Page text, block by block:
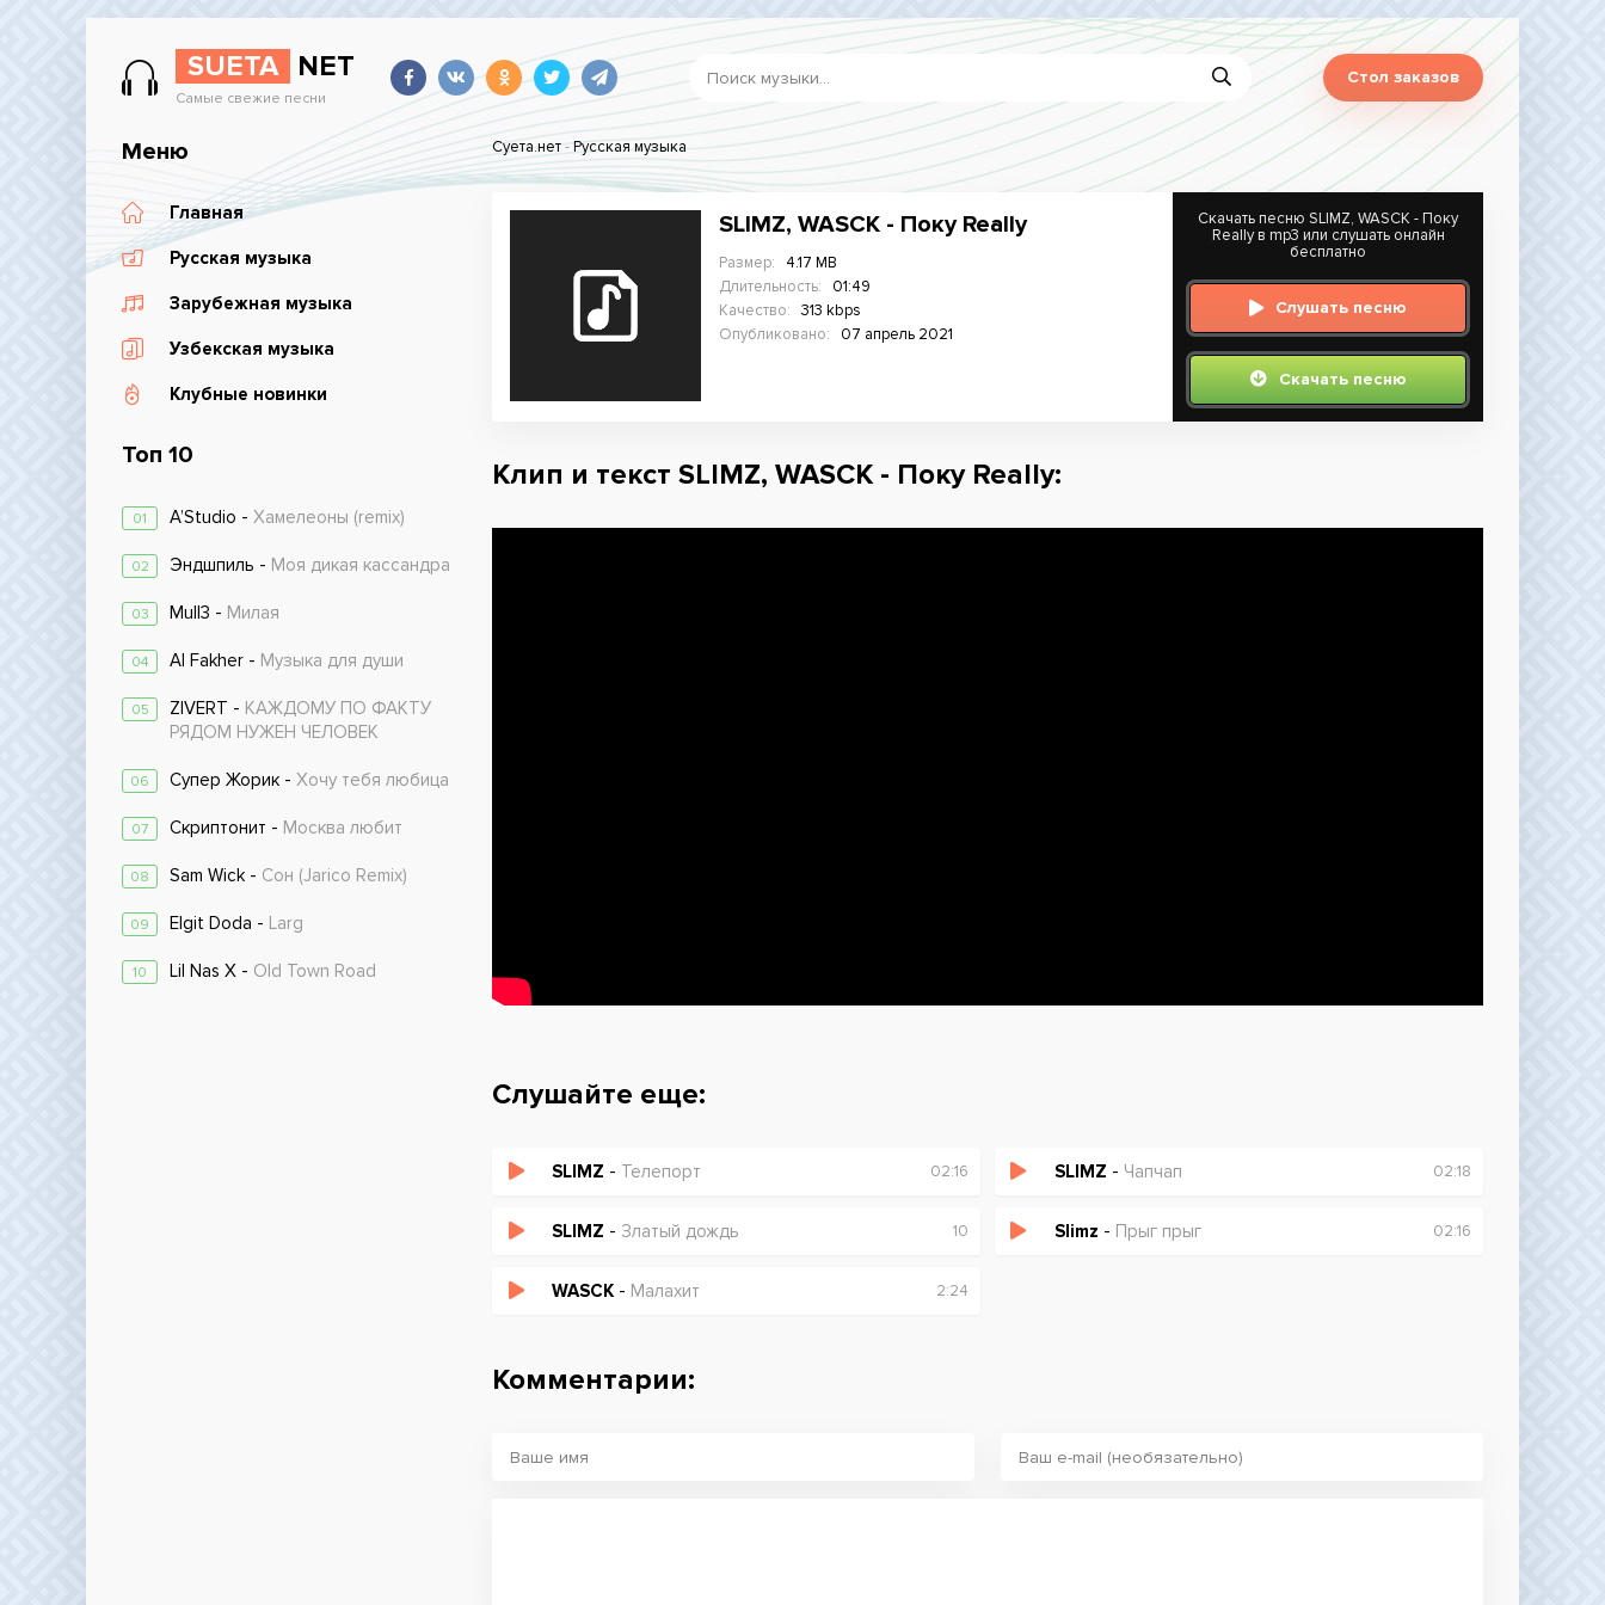
SUETA NET
Самые свежие песни
Стол заказов
Меню
Главная
Русская музыка
Зарубежная музыка
Узбекская музыка
Клубные новинки
Топ 10
01 A’Studio - Хамелеоны (remix)
02 Эндшпиль - Моя дикая кассандра
03 Mull3 - Милая
04 Al Fakher - Музыка для души
05 ZIVERT - КАЖДОМУ ПО ФАКТУ
РЯДОМ НУЖЕН ЧЕЛОВЕК
06 Супер Жорик - Хочу тебя любица
07 Скриптонит - Москва любит
08 Sam Wick - Сон (Jarico Remix)
09 Elgit Doda - Larg
10 Lil Nas X - Old Town Road
Суета.нет-Русская музыка
SLIMZ, WASCK - Поку Really
Размер:
4.17 MB
Длительность:
01:49
Качество:
313 kbps
Опубликовано:
07 апрель 2021
Скачать песню SLIMZ, WASCK - Поку
Really в mp3 или слушать онлайн
бесплатно
Слушать песню
Скачать песню
Клип и текст SLIMZ, WASCK - Поку Really:
Слушайте еще:
SLIMZ - Телепорт 02:16 SLIMZ - Чапчап 02:18
SLIMZ - Златый дождь 10 Slimz - Прыг прыг 02:16
WASCK- Малахит 2:24
Комментарии: